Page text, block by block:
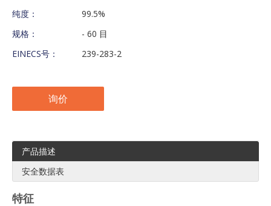
纯度：
99.5%
规格：
- 60 目
EINECS号：
239-283-2
询价
产品描述
安全数据表
特征